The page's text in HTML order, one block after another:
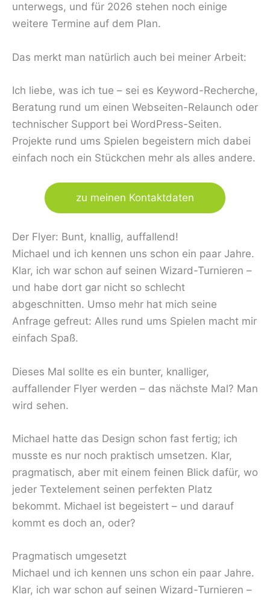
unterwegs, und für 2026 stehen noch einige
weitere Termine auf dem Plan.
Das merkt man natürlich auch bei meiner Arbeit:
Ich liebe, was ich tue – sei es Keyword-Recherche,
Beratung rund um einen Webseiten-Relaunch oder
technischer Support bei WordPress-Seiten.
Projekte rund ums Spielen begeistern mich dabei
einfach noch ein Stückchen mehr als alles andere.
zu meinen Kontaktdaten
Der Flyer: Bunt, knallig, auffallend!
Michael und ich kennen uns schon ein paar Jahre.
Klar, ich war schon auf seinen Wizard-Turnieren –
und habe dort gar nicht so schlecht
abgeschnitten. Umso mehr hat mich seine
Anfrage gefreut: Alles rund ums Spielen macht mir
einfach Spaß.
Dieses Mal sollte es ein bunter, knalliger,
auffallender Flyer werden – das nächste Mal? Man
wird sehen.
Michael hatte das Design schon fast fertig; ich
musste es nur noch praktisch umsetzen. Klar,
pragmatisch, aber mit einem feinen Blick dafür, wo
jeder Textelement seinen perfekten Platz
bekommt. Michael ist begeistert – und darauf
kommt es doch an, oder?
Pragmatisch umgesetzt
Michael und ich kennen uns schon ein paar Jahre.
Klar, ich war schon auf seinen Wizard-Turnieren –